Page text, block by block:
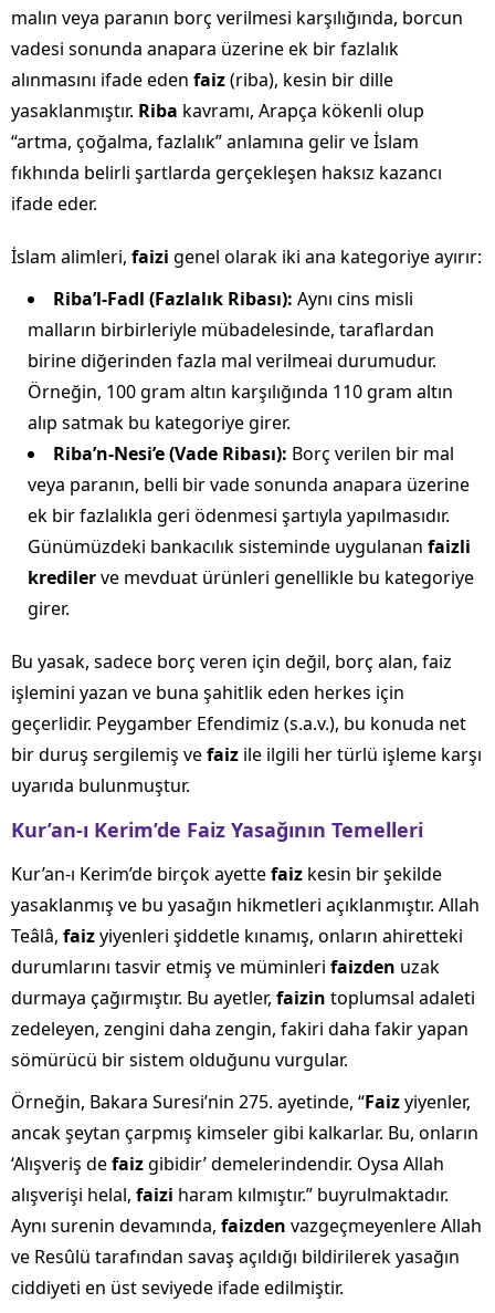
malın veya paranın borç verilmesi karşılığında, borcun
vadesi sonunda anapara üzerine ek bir fazlalık
alınmasını ifade eden faiz(riba), kesin bir dille
yasaklanmıştır. Riba kavramı, Arapça kökenli olup
“artma, çoğalma, fazlalık” anlamına gelir ve İslam
fıkhında belirli şartlarda gerçekleşen haksız kazancı
ifade eder.
İslam alimleri, faizi genel olarak iki ana kategoriye ayırır:
Riba’l-Fadl (Fazlalık Ribası): Aynı cins misli
malların birbirleriyle mübadelesinde, taraflardan
birine diğerinden fazla mal verilmeai durumudur.
Örneğin, 100 gram altın karşılığında 110 gram altın
alıp satmak bu kategoriye girer.
Riba’n-Nesi’e (Vade Ribası): Borç verilen bir mal
veya paranın, belli bir vade sonunda anapara üzerine
ek bir fazlalıkla geri ödenmesi şartıyla yapılmasıdır.
Günümüzdeki bankacılık sisteminde uygulanan faizli
kredilerve mevduat ürünleri genellikle bu kategoriye
girer.
Bu yasak, sadece borç veren için değil, borç alan, faiz
işlemini yazan ve buna şahitlik eden herkes için
geçerlidir. Peygamber Efendimiz (s.a.v.), bu konuda net
bir duruş sergilemiş vefaiz ile ilgili her türlü işleme karşı
uyarıda bulunmuştur.
Kur’an-ı Kerim’de Faiz Yasağının Temelleri
Kur’an-ı Kerim’de birçok ayettefaiz kesin bir şekilde
yasaklanmış ve bu yasağın hikmetleri açıklanmıştır. Allah
Teâlâ, faizyiyenleri şiddetle kınamış, onların ahiretteki
durumlarını tasvir etmiş ve müminleri faizden uzak
durmaya çağırmıştır. Bu ayetler, faizin toplumsal adaleti
zedeleyen, zengini daha zengin, fakiri daha fakir yapan
sömürücü bir sistem olduğunu vurgular.
Örneğin, Bakara Suresi’nin 275. ayetinde, “Faizyiyenler,
ancak şeytan çarpmış kimseler gibi kalkarlar. Bu, onların
‘Alışveriş defaizgibidir’ demelerindendir. Oysa Allah
alışverişi helal, faizi haram kılmıştır.” buyrulmaktadır.
Aynı surenin devamında, faizden vazgeçmeyenlere Allah
ve Resûlü tarafından savaş açıldığı bildirilerek yasağın
ciddiyeti en üst seviyede ifade edilmiştir.